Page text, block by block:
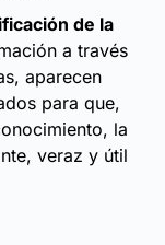
de la
a través
aparecen
para que,
la
veraz y útil